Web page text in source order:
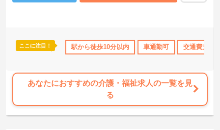
交通費支給
ここに注目！ 駅から徒歩10分以内 車通勤可 交通費支給
あなたにおすすめの介護・福祉求人の一覧を見
る